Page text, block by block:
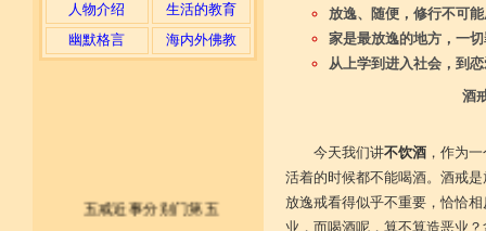
人物介绍
生活的教育
幽默格言
海内外佛教
放逸、随便，修行不可
家是最放逸的地方，一
从上学到进入社会，到
酒
今天我们讲不饮酒 ，作为
活着的时候都不能喝酒。酒戒
放逸戒看得似乎不重要，恰恰
业，而喝酒呢，算不算造恶业
五戒近事分别门第五